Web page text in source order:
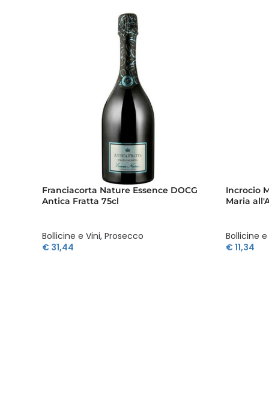
Franciacorta Nature Essence DOCG
Antica Fratta 75cl
Bollicine e Vini, Prosecco
€ 31,44
Incrocio
Maria
Bollicine e
€11,34